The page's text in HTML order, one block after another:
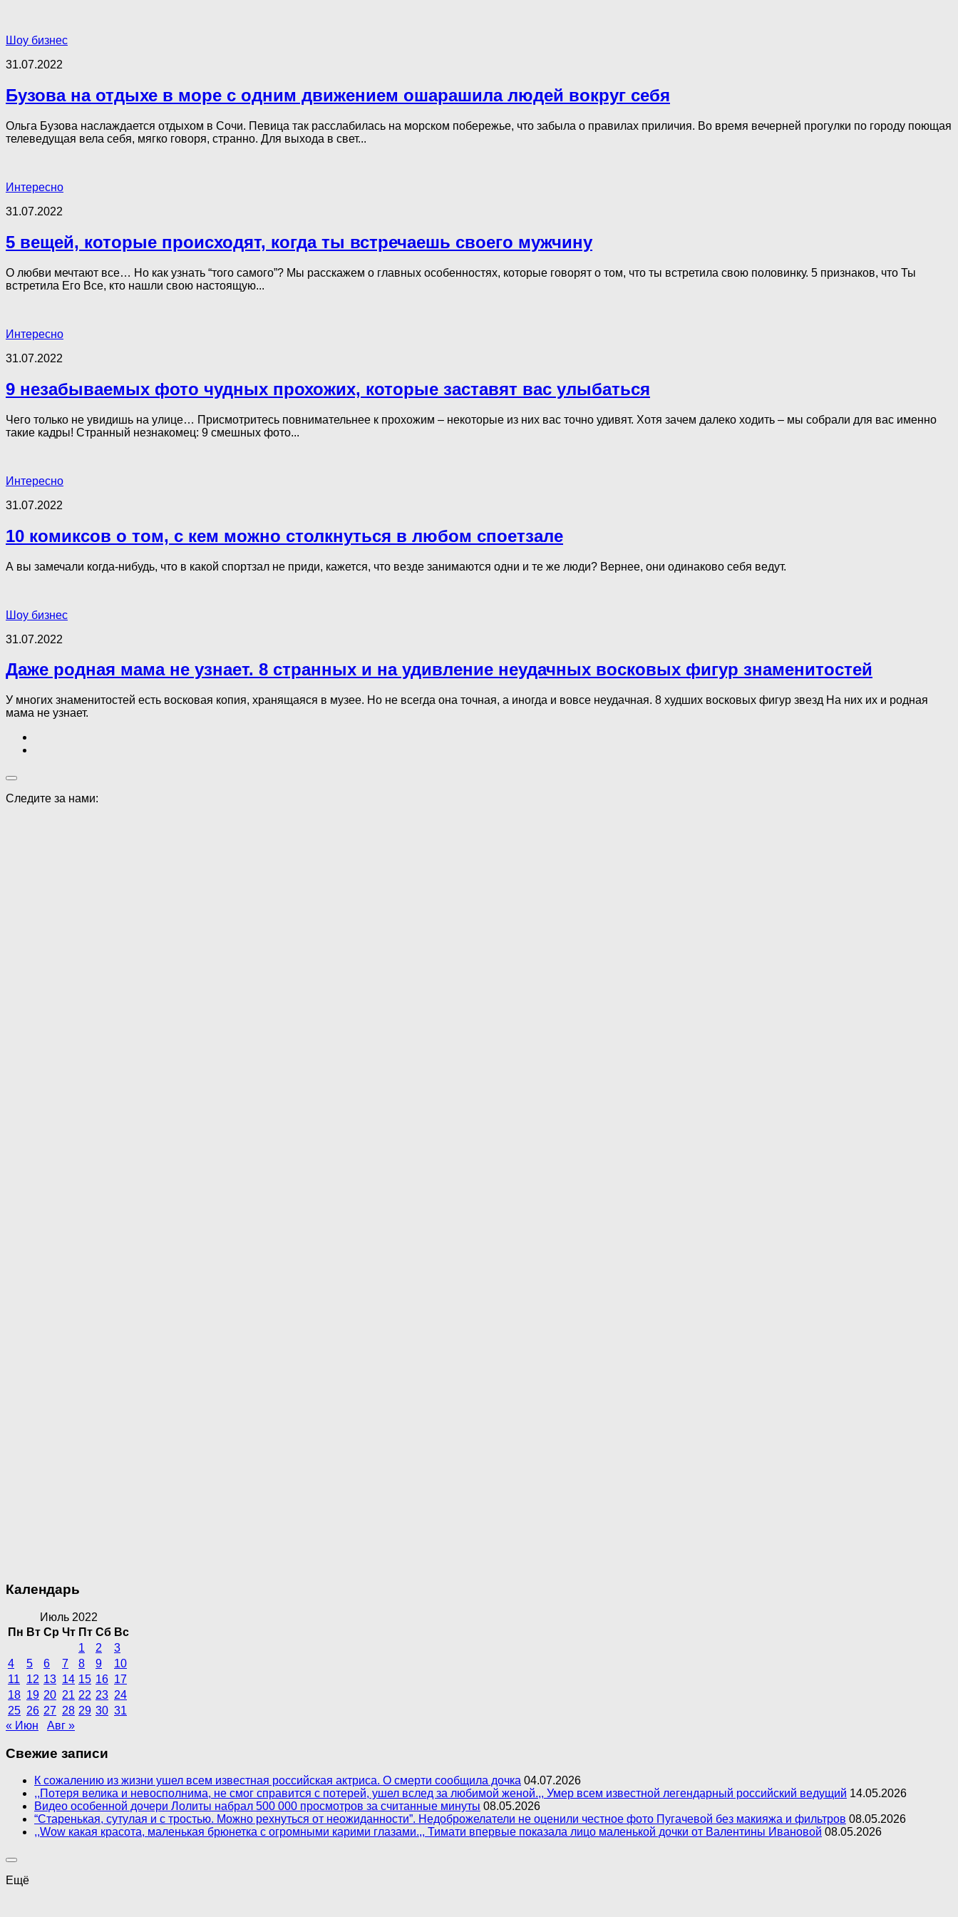
Шоу бизнес
31.07.2022
Бузова на отдыхе в море с одним движением ошарашила людей вокруг себя
Ольга Бузова наслаждается отдыхом в Сочи. Певица так расслабилась на морском побережье, что забыла о правилах приличия. Во время вечерней прогулки по городу поющая
телеведущая вела себя, мягко говоря, странно. Для выхода в свет...
Интересно
31.07.2022
5 вещей, которые происходят, когда ты встречаешь своего мужчину
О любви мечтают все… Но как узнать “того самого”? Мы расскажем о главных особенностях, которые говорят о том, что ты встретила свою половинку. 5 признаков, что Ты
встретила Его Все, кто нашли свою настоящую...
Интересно
31.07.2022
9 незабываемых фото чудных прохожих, которые заставят вас улыбаться
Чего только не увидишь на улице… Присмотритесь повнимательнее к прохожим – некоторые из них вас точно удивят. Хотя зачем далеко ходить – мы собрали для вас именно
такие кадры! Странный незнакомец: 9 смешных фото...
Интересно
31.07.2022
10 комиксов о том, с кем можно столкнуться в любом споетзале
А вы замечали когда-нибудь, что в какой спортзал не приди, кажется, что везде занимаются одни и те же люди? Вернее, они одинаково себя ведут.
Шоу бизнес
31.07.2022
Даже родная мама не узнает. 8 странных и на удивление неудачных восковых фигур знаменитостей
У многих знаменитостей есть восковая копия, хранящаяся в музее. Но не всегда она точная, а иногда и вовсе неудачная. 8 худших восковых фигур звезд На них их и родная
мама не узнает.
Следите за нами:
Календарь
Июль 2022
Пн Вт Ср Чт Пт Сб Вс
1
2
3
4
5 6 7 8 9
10
11
12 13 14 15 16 17
18 19 20 21 22 23 24
25 26 27 28 29 30 31
« Июн
Авг »
Свежие записи
К сожалению из жизни ушел всем известная российская актриса. О смерти сообщила дочка 04.07.2026
,,Потеря велика и невосполнима, не смог справится с потерей, ушел вслед за любимой женой.,, Умер всем известной легендарный российский ведущий 14.05.2026
Видео особенной дочери Лолиты набрал 500 000 просмотров за считанные минуты 08.05.2026
“Старенькая, сутулая и с тростью. Можно рехнуться от неожиданности”. Недоброжелатели не оценили честное фото Пугачевой без макияжа и фильтров 08.05.2026
,,Wow какая красота, маленькая брюнетка с огромными карими глазами.,, Тимати впервые показала лицо маленькой дочки от Валентины Ивановой 08.05.2026
Ещё